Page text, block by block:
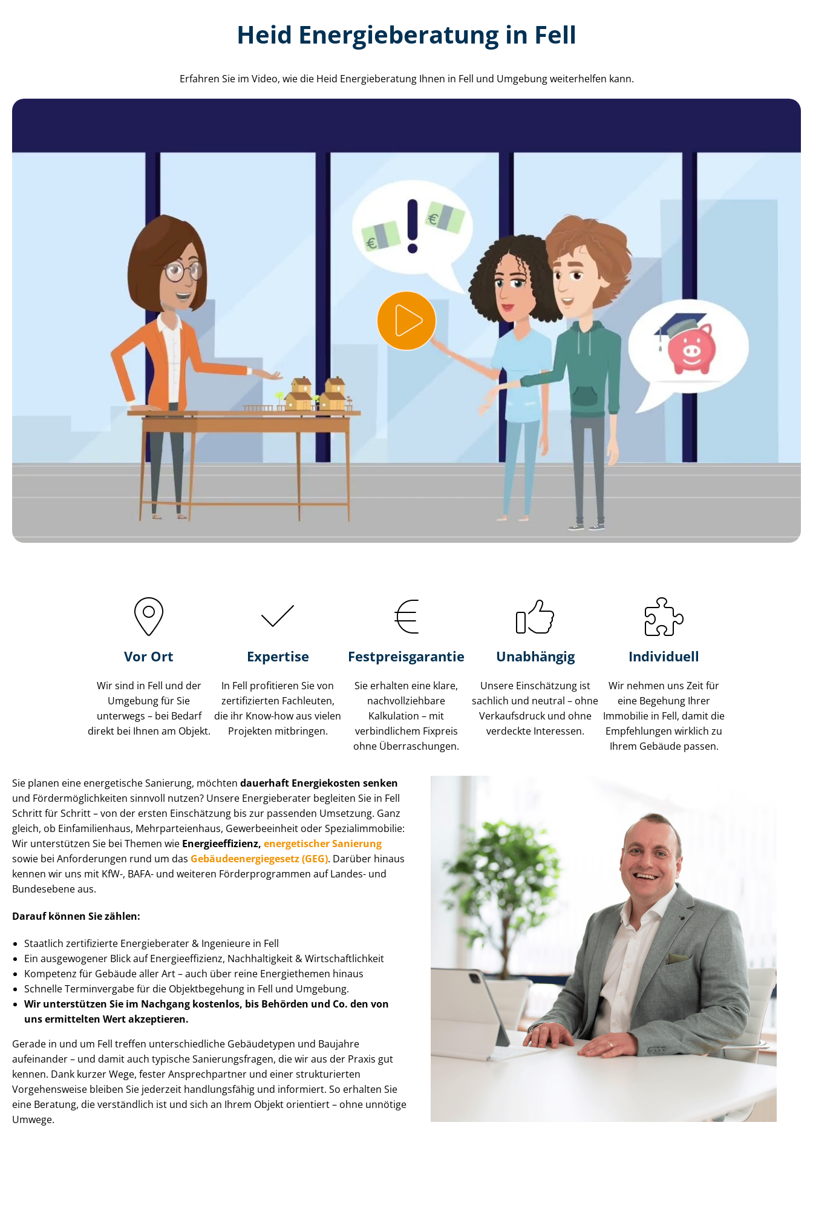
Heid Energieberatung in Fell
Erfahren Sie im Video, wie die Heid Energieberatung Ihnen in Fell und Umgebung weiterhelfen kann.
Vor Ort
Wir sind in Fell und der
Umgebung für Sie
unterwegs – bei Bedarf
direkt bei Ihnen am Objekt.
Expertise
In Fell profitieren Sie von
zertifizierten Fachleuten,
die ihr Know-how aus vielen
Projekten mitbringen.
Fest­preis­ga­ran­tie
Sie erhalten eine klare,
nach­voll­zieh­ba­re
Kalkulation – mit
verbindlichem Fixpreis
ohne Überraschungen.
Unabhängig
Unsere Einschätzung ist
sachlich und neutral – ohne
Verkaufsdruck und ohne
verdeckte Interessen.
Individuell
Wir nehmen uns Zeit für
eine Begehung Ihrer
Immobilie in Fell, damit die
Empfehlungen wirklich zu
Ihrem Gebäude passen.
Sie planen eine energetische Sanierung, möchten dauerhaft Energiekosten senken
und För­der­mög­lich­kei­ten sinnvoll nutzen? Unsere Energieberater begleiten Sie in Fell
Schritt für Schritt – von der ersten Einschätzung bis zur passenden Umsetzung. Ganz
gleich, ob Einfamilienhaus, Mehr­par­tei­en­haus, Gewerbeeinheit oder Spe­zi­al­im­mo­bi­lie:
Wir unterstützen Sie bei Themen wie En­er­gie­ef­fi­zi­enz, energetischer Sanierung
sowie bei Anforderungen rund um das Ge­bäu­de­en­er­gie­ge­setz (GEG). Darüber hinaus
kennen wir uns mit KfW-, BAFA- und weiteren För­der­pro­gram­men auf Landes- und
Bundesebene aus.
Darauf können Sie zählen:
Staatlich zertifizierte Energieberater & Ingenieure in Fell
Ein ausgewogener Blick auf En­er­gie­ef­fi­zi­enz, Nachhaltigkeit & Wirt­schaft­lich­keit
Kompetenz für Gebäude aller Art – auch über reine Energiethemen hinaus
Schnelle Terminvergabe für die Objektbegehung in Fell und Umgebung.
Wir unterstützen Sie im Nachgang kostenlos, bis Behörden und Co. den von
uns ermittelten Wert akzeptieren.
Gerade in und um Fell treffen un­ter­schied­li­che Gebäudetypen und Baujahre
aufeinander – und damit auch typische Sa­nie­rungs­fra­gen, die wir aus der Praxis gut
kennen. Dank kurzer Wege, fester Ansprechpartner und einer strukturierten
Vorgehensweise bleiben Sie jederzeit handlungsfähig und informiert. So erhalten Sie
eine Beratung, die verständlich ist und sich an Ihrem Objekt orientiert – ohne unnötige
Umwege.